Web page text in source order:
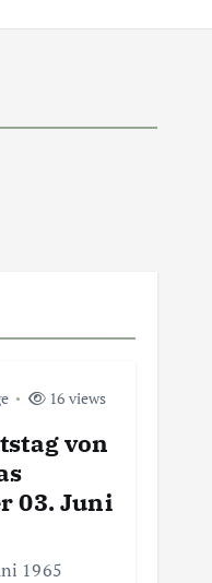
16 views
von
03. Juni
1965